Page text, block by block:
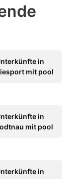
in
mit pool
in
mit pool
in